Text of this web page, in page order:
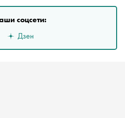
соцсети:
Дзен